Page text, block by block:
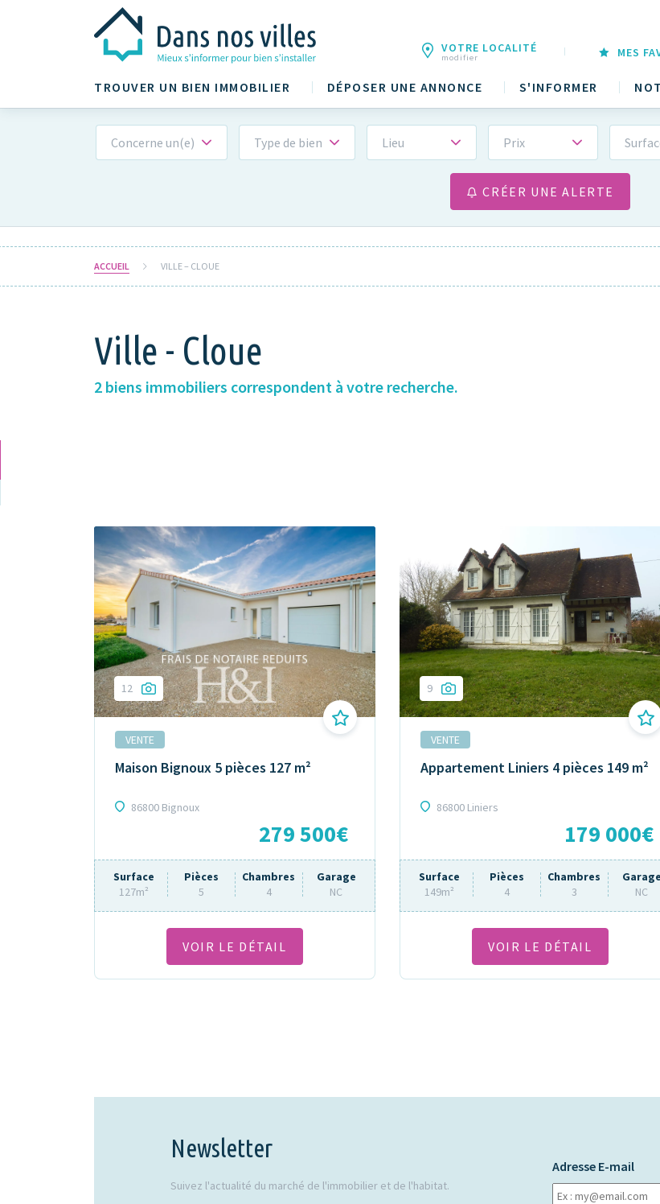
TROUVER UN BIEN IMMOBILIER DÉPOSER UNE ANNONCE S'INFORMER
VOTRE LOCALITÉ
modifier MES
Concerne un(e) Type de bien Lieu Prix
CRÉER UNE ALERTE
ACCUEIL VILLE – CLOUE
Ville - Cloue
2 biens immobiliers correspondent à votre recherche.
12
VENTE
Maison Bignoux 5 pièces 127 m²
86800 Bignoux
279 500€
Surface
127m²
Pièces
5
Chambres
4
Garage
NC
VOIR LE DÉTAIL
9
VENTE
Appartement Liniers 4 pièces 149 m²
86800 Liniers
179 000€
Surface
149m²
Pièces
4
Chambres
3
Garage
NC
VOIR LE DÉTAIL
Newsletter
Suivez l'actualité du marché de l'immobilier et de l'habitat.
Adresse E-mail